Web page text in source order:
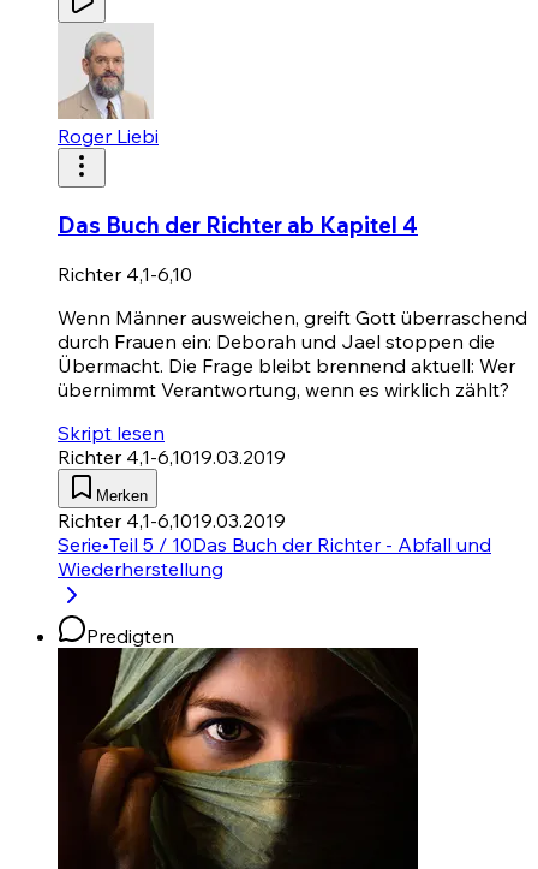
Roger Liebi
Das Buch der Richter ab Kapitel 4
Richter 4,1-6,10
Wenn Männer ausweichen, greift Gott überraschend
durch Frauen ein: Deborah und Jael stoppen die
Übermacht. Die Frage bleibt brennend aktuell: Wer
übernimmt Verantwortung, wenn es wirklich zählt?
Skript lesen
Richter 4,1-6,1019.03.2019
Merken
Richter 4,1-6,1019.03.2019
Serie•Teil 5 / 10Das Buch der Richter - Abfall und
Wiederherstellung
Predigten